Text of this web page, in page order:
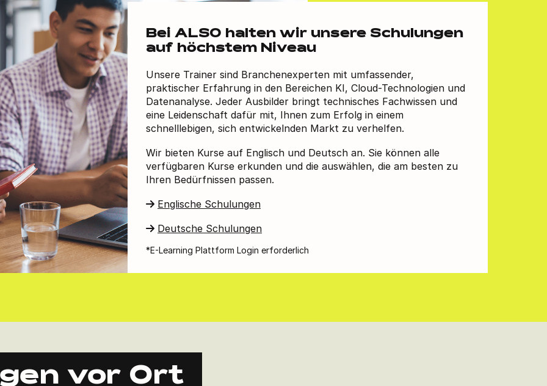
Bei ALSO halten wir unsere Schulungen
auf höchstem Niveau
Unsere Trainer sind Branchenexperten mit umfassender,
praktischer Erfahrung in den Bereichen KI, Cloud-Technologien und
Datenanalyse. Jeder Ausbilder bringt technisches Fachwissen und
eine Leidenschaft dafür mit, Ihnen zum Erfolg in einem
schnelllebigen, sich entwickelnden Markt zu verhelfen.
Wir bieten Kurse auf Englisch und Deutsch an. Sie können alle
verfügbaren Kurse erkunden und die auswählen, die am besten zu
Ihren Bedürfnissen passen.
Englische Schulungen
Deutsche Schulungen
*E-Learning Plattform Login erforderlich
vor Ort